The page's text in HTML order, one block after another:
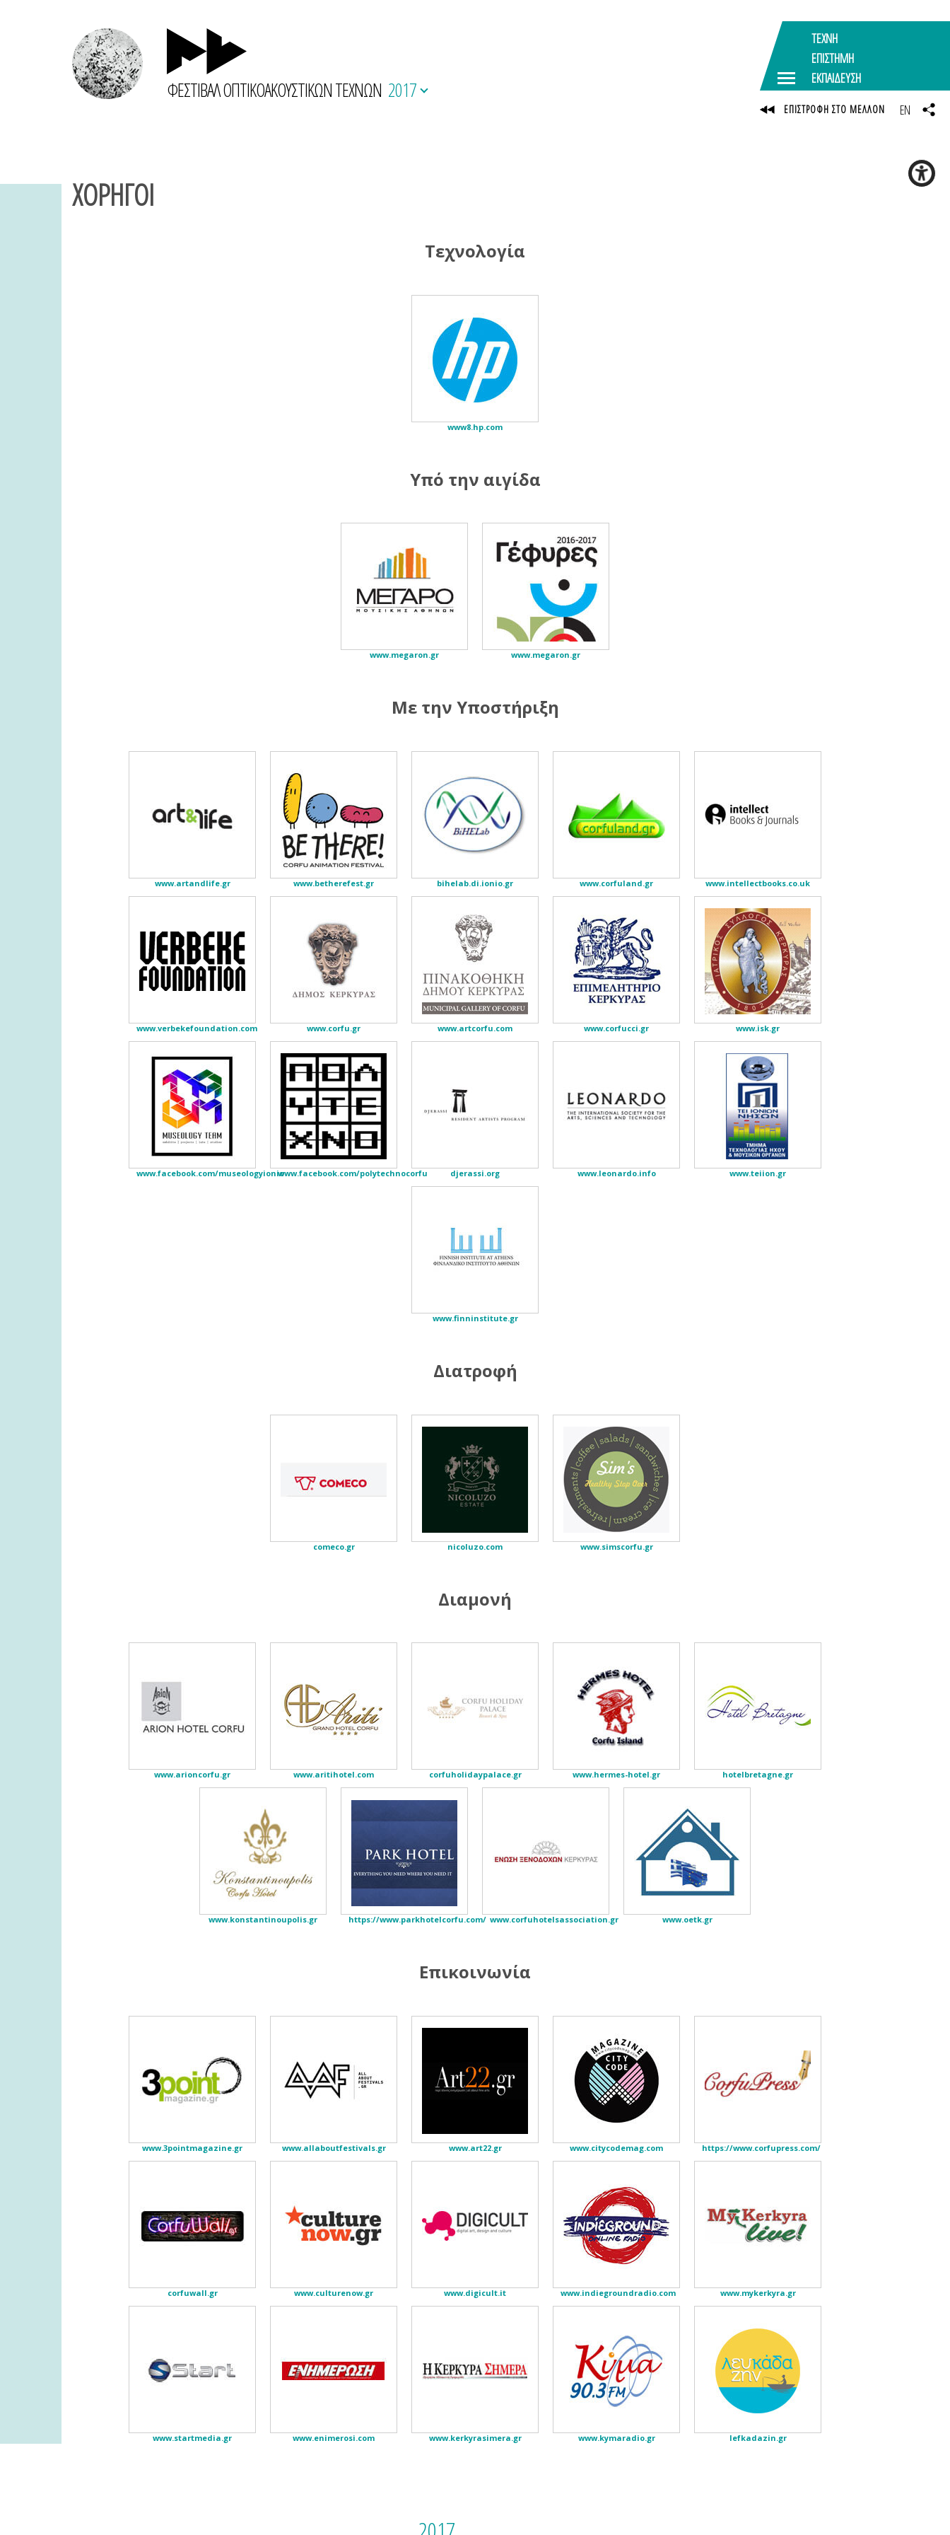
ΦΕΣΤΙΒΑΛ ΟΠΤΙΚΟΑΚΟΥΣΤΙΚΩΝ ΤΕΧΝΩΝ 2017
ΧΟΡΗΓΟΙ
Τεχνολογία
www8.hp.com
Υπό την αιγίδα
www.megaron.gr www.megaron.gr
Με την Υποστήριξη
www.artandlife.gr www.betherefest.gr bihelab.di.ionio.gr www.corfuland.gr www.intellectbooks.co.uk
www.verbekefoundation.com www.corfu.gr www.artcorfu.com www.corfucci.gr www.isk.gr
www.facebook.com/museologyioniowww.facebook.com/polytechnocorfu djerassi.org www.leonardo.info www.teiion.gr
www.finninstitute.gr
Διατροφή
comeco.gr nicoluzo.com www.simscorfu.gr
Διαμονή
www.arioncorfu.gr www.aritihotel.com corfuholidaypalace.gr www.hermes-hotel.gr hotelbretagne.gr
www.konstantinoupolis.gr https://www.parkhotelcorfu.com/ www.corfuhotelsassociation.gr www.oetk.gr
Επικοινωνία
www.3pointmagazine.gr www.allaboutfestivals.gr www.art22.gr www.citycodemag.com https://www.corfupress.com/
corfuwall.gr www.culturenow.gr www.digicult.it www.indiegroundradio.com www.mykerkyra.gr
www.startmedia.gr www.enimerosi.com www.kerkyrasimera.gr www.kymaradio.gr lefkadazin.gr
ΤΕΧΝΗ
ΕΠΙΣΤΗΜΗ
ΕΚΠΑΙΔΕΥΣΗ
ΕΠΙΣΤΡΟΦΗ ΣΤΟ ΜΕΛΛΟΝ EN